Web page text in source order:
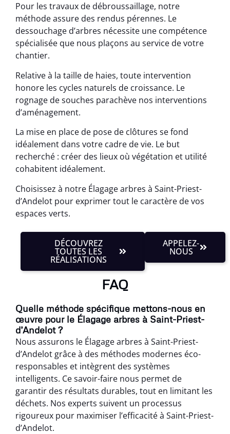
Pour les travaux de débroussaillage, notre
méthode assure des rendus pérennes. Le
dessouchage d’arbres nécessite une compétence
spécialisée que nous plaçons au service de votre
chantier.
Relative à la taille de haies, toute intervention
honore les cycles naturels de croissance. Le
rognage de souches parachève nos interventions
d’aménagement.
La mise en place de pose de clôtures se fond
idéalement dans votre cadre de vie. Le but
recherché : créer des lieux où végétation et utilité
cohabitent idéalement.
Choisissez à notre Élagage arbres à Saint-Priest-
d’Andelot pour exprimer tout le caractère de vos
espaces verts.
DÉCOUVREZ
TOUTES LES
RÉALISATIONS
APPELEZ-
NOUS
FAQ
Quelle méthode spécifique mettons-nous en
œuvre pour le Élagage arbres à Saint-Priest-
d’Andelot ?
Nous assurons le Élagage arbres à Saint-Priest-
d’Andelot grâce à des méthodes modernes éco-
responsables et intègrent des systèmes
intelligents. Ce savoir-faire nous permet de
garantir des résultats durables, tout en limitant les
déchets. Nos experts suivent un processus
rigoureux pour maximiser l’efficacité à Saint-Priest-
d’Andelot.